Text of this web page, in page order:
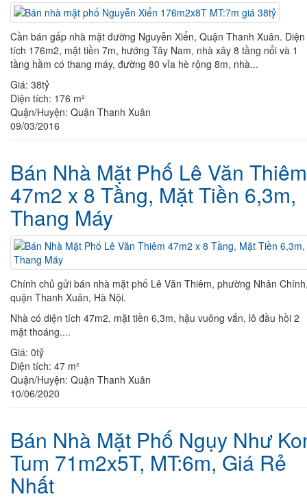
Cần bán gấp nhà mặt đường Nguyễn Xiển, Quận Thanh Xuân. Diện
tích 176m2, mặt tiền 7m, hướng Tây Nam, nhà xây 8 tầng nổi và 1
tầng hầm có thang máy, đường 80 vỉa hè rộng 8m, nhà...
Giá: 38tỷ
Diện tích: 176 m²
Quận/Huyện: Quận Thanh Xuân
09/03/2016
Bán Nhà Mặt Phố Lê Văn Thiêm
47m2 x 8 Tầng, Mặt Tiền 6,3m,
Thang Máy
Chính chủ gửi bán nhà mặt phố Lê Văn Thiêm, phường Nhân
quận Thanh Xuân, Hà Nội.
Nhà có diện tích 47m2, mặt tiền 6,3m, hậu vuông vắn, lô đầu hồi 2
mặt thoáng....
Giá: 0tỷ
Diện tích: 47 m²
Quận/Huyện: Quận Thanh Xuân
10/06/2020
Bán Nhà Mặt Phố Ngụy Như
Tum 71m2x5T, MT:6m, Giá Rẻ
Nhất